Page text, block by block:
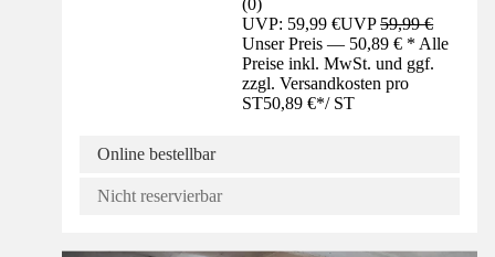
(0)
UVP: 59,99 €UVP59,99 €
Unser Preis — 50,89 € * Alle
Preise inkl. MwSt. und ggf.
zzgl. Versandkosten pro
ST50,89 €*/ ST
Online bestellbar
Nicht reservierbar